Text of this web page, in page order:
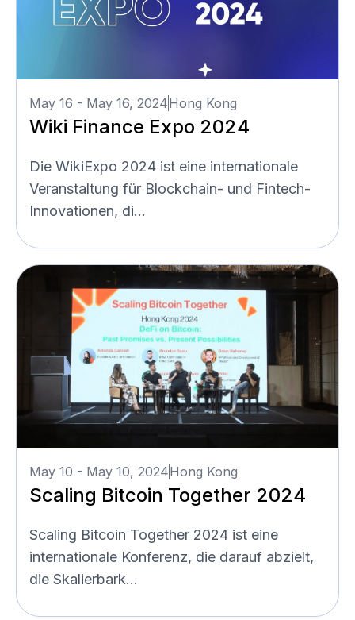
May 16 - May 16, 2024Hong Kong
Wiki Finance Expo 2024
Die WikiExpo 2024 ist eine internationale
Veranstaltung für Blockchain- und Fintech-
Innovationen, di...
May 10 - May 10, 2024Hong Kong
Scaling Bitcoin Together 2024
Scaling Bitcoin Together 2024 ist eine
internationale Konferenz, die darauf abzielt,
die Skalierbark...